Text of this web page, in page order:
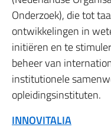
Onderzoek), die tot
ontwikkelingen in
initiëren en te
beheer van
institutionele
opleidingsinstituten.
INNOVITALIA